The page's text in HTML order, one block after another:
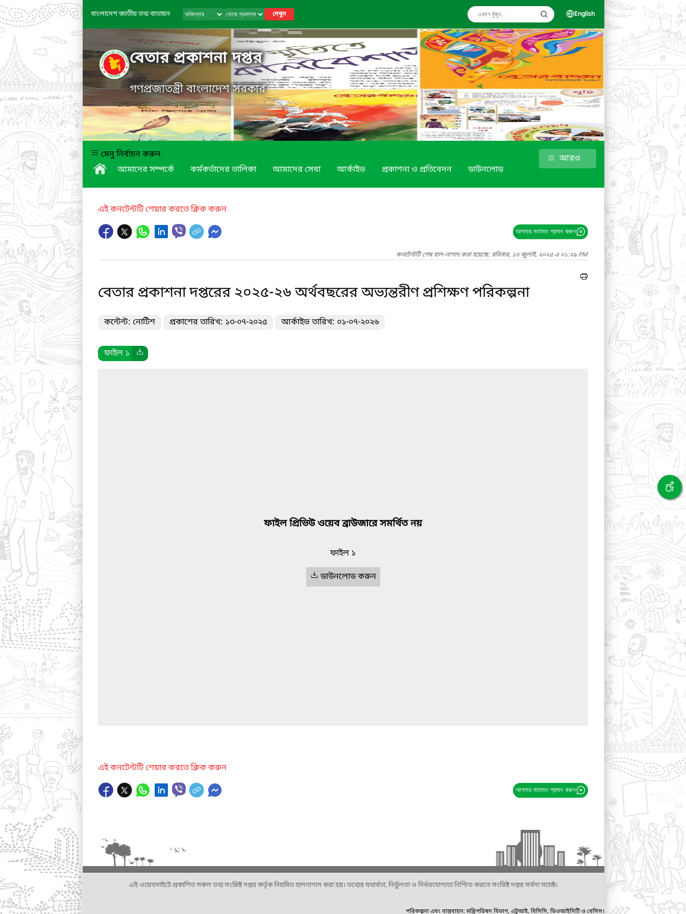
বাংলাদেশ জাতীয় তথ্য বাতায়ন দেখুন English
বেতার প্রকাশনা দপ্তর
গণপ্রজাতন্ত্রী বাংলাদেশ সরকার
মেনু নির্বাচন করুন
আমাদের সম্পর্কে
কর্মকর্তাদের তালিকা আমাদের সেবা আর্কাইভ প্রকাশনা ও প্রতিবেদন ডাউনলোড
আরও
এই কনটেন্টটি শেয়ার করতে ক্লিক করুন
আপনার মতামত প্রদান করুন
কনটেন্টটি শেষ হাল-নাগাদ করা হয়েছে: রবিবার, ১৩ জুলাই, ২০২৫ এ ০১:২৯ PM
বেতার প্রকাশনা দপ্তরের ২০২৫-২৬ অর্থবছরের অভ্যন্তরীণ প্রশিক্ষণ পরিকল্পনা
কন্টেন্ট: নোটিশ প্রকাশের তারিখ: ১৩-০৭-২০২৫ আর্কাইভ তারিখ: ০১-০৭-২০২৬
ফাইল ১
ফাইল প্রিভিউ ওয়েব ব্রাউজারে সমর্থিত নয়
ফাইল ১
ডাউনলোড করুন
এই কনটেন্টটি শেয়ার করতে ক্লিক করুন
আপনার মতামত প্রদান করুন
এই ওয়েবসাইটে প্রকাশিত সকল তথ্য সংশ্লিষ্ট দপ্তর কর্তৃক নিয়মিত হালনাগাদ করা হয়। তথ্যের যথার্থতা, নির্ভুলতা ও নির্ভরযোগ্যতা নিশ্চিত করতে সংশ্লিষ্ট দপ্তর সর্বদা সচেষ্ট।
পরিকল্পনা এবং বাস্তবায়ন: মন্ত্রিপরিষদ বিভাগ, এটুআই, বিসিসি, ডিওআইসিটি ও বেসিস।